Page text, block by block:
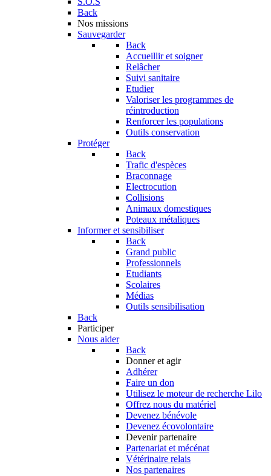
Back
Nos missions
Sauvegarder
Back
Accueillir et soigner
Relâcher
Suivi sanitaire
Etudier
Valoriser les programmes de
réintroduction
Renforcer les populations
Outils conservation
Protéger
Back
Trafic d'espèces
Braconnage
Electrocution
Collisions
Animaux domestiques
Poteaux métaliques
Informer et sensibiliser
Back
Grand public
Professionnels
Etudiants
Scolaires
Médias
Outils sensibilisation
Back
Participer
Nous aider
Back
Donner et agir
Adhérer
Faire un don
Utilisez le moteur de recherche Lilo
Offrez nous du matériel
Devenez bénévole
Devenez écovolontaire
Devenir partenaire
Partenariat et mécénat
Vétérinaire relais
Nos partenaires